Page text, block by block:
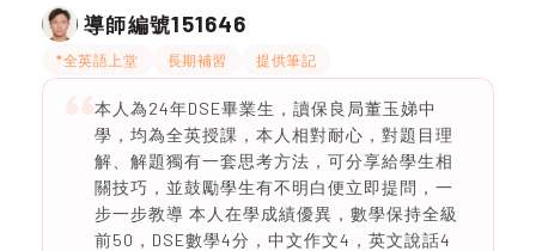
導師編號151646
*全英語上堂 長期補習 提供筆記
本人為24年DSE畢業生，讀保良局董玉娣中
學，均為全英授課，本人相對耐心，對題目理
解、解題獨有一套思考方法，可分享給學生相
關技巧，並鼓勵學生有不明白便立即提問，一
步一步教導 本人在學成績優異，數學保持全級
前50，DSE數學4分，中文作文4，英文說話4